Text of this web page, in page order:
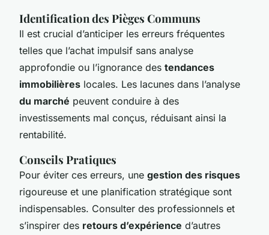
Identification des Pièges Communs
Il est crucial d’anticiper les erreurs fréquentes
telles que l’achat impulsif sans analyse
approfondie ou l’ignorance des tendances
immobilières locales. Les lacunes dans l’analyse
du marché peuvent conduire à des
investissements mal conçus, réduisant ainsi la
rentabilité.
Conseils Pratiques
Pour éviter ces erreurs, une gestion des risques
rigoureuse et une planification stratégique sont
indispensables. Consulter des professionnels et
s’inspirer des retours d’expérience d’autres